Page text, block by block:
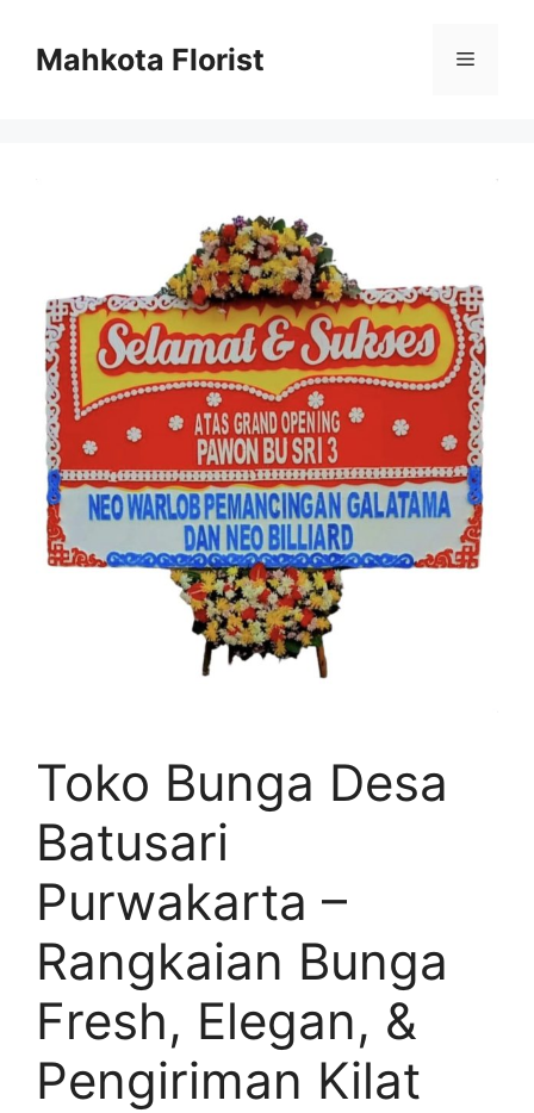
Mahkota Florist
Toko Bunga Desa
Batusari
Purwakarta –
Rangkaian Bunga
Fresh, Elegan, &
Pengiriman Kilat